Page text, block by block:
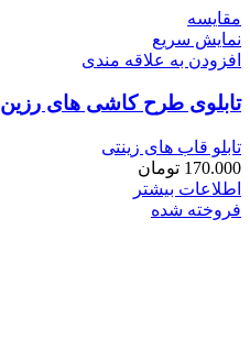
مقايسه
نمایش سریع
افزودن به علاقه مندی
تابلوی طرح کاشی های رزین 21.5*21.5 مهر ثامن
تابلو قاب های زینتی
170.000 تومان
اطلاعات بیشتر
فروخته شده